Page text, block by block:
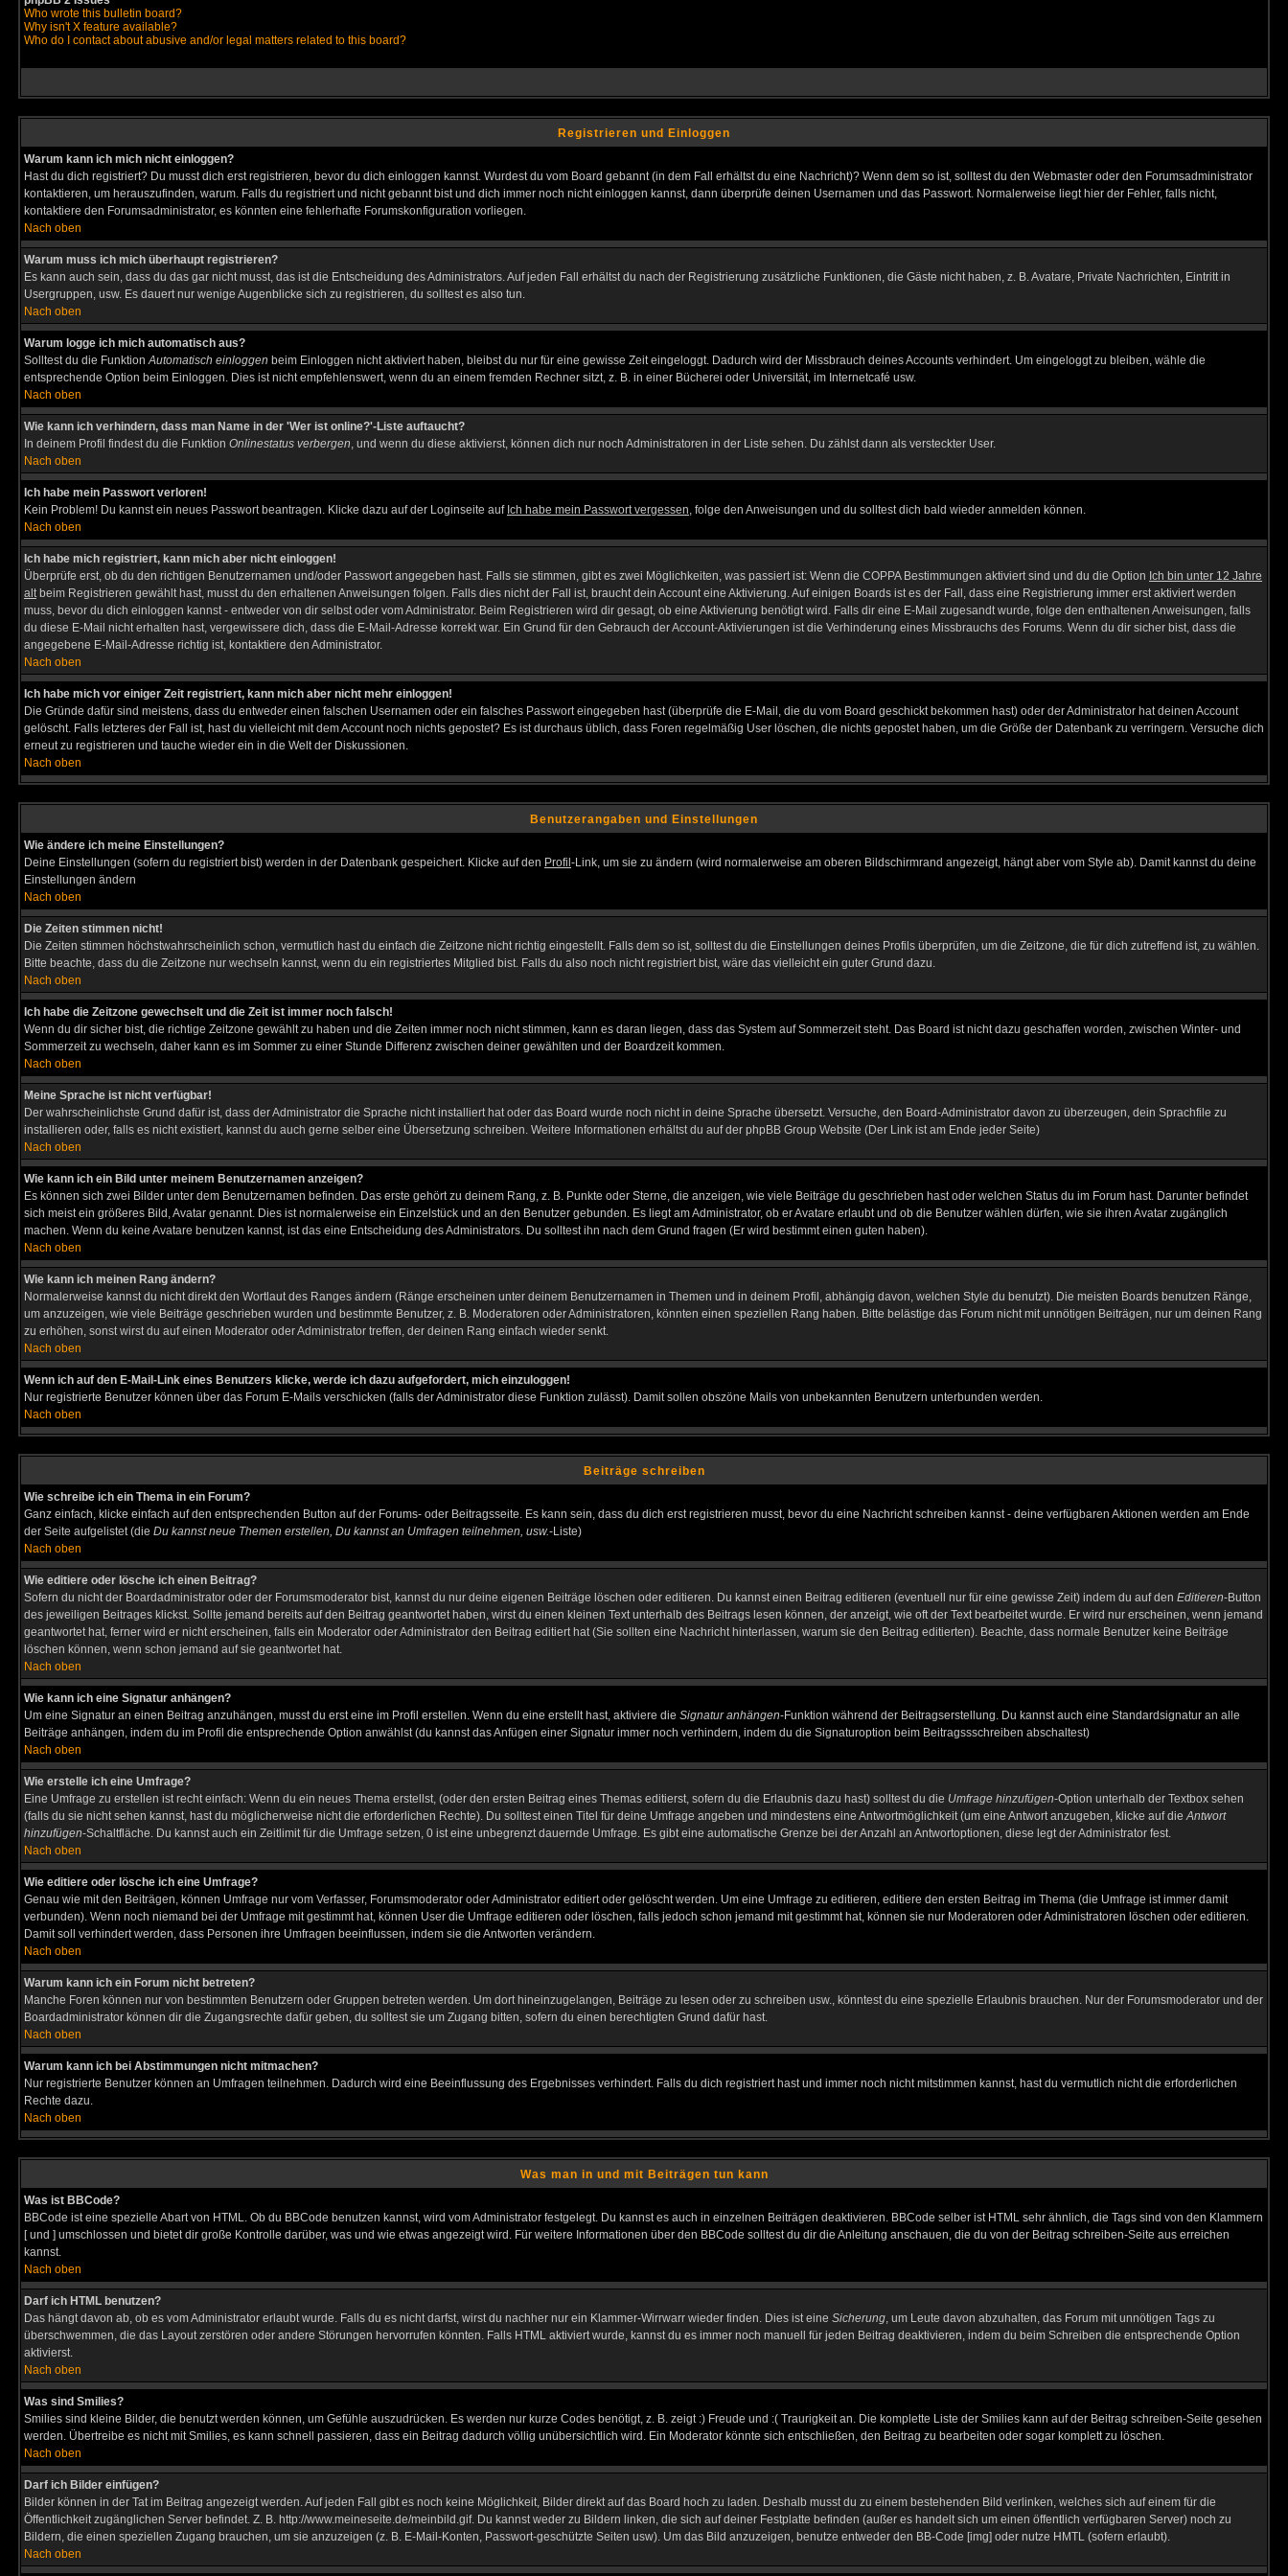
Who wrote this bulletin board?
Why isn't X feature available?
Who do I contact about abusive and/or legal matters related to this board?
Registrieren und Einloggen
Warum kann ich mich nicht einloggen?
Hast du dich registriert? Du musst dich erst registrieren, bevor du dich einloggen kannst. Wurdest du vom Board gebannt (in dem Fall erhältst du eine Nachricht)? Wenn dem so ist, solltest du den Webmaster oder den Forumsadministrator
kontaktieren, um herauszufinden, warum. Falls du registriert und nicht gebannt bist und dich immer noch nicht einloggen kannst, dann überprüfe deinen Usernamen und das Passwort. Normalerweise liegt hier der Fehler, falls nicht,
kontaktiere den Forumsadministrator, es könnten eine fehlerhafte Forumskonfiguration vorliegen.
Nach oben
Warum muss ich mich überhaupt registrieren?
Es kann auch sein, dass du das gar nicht musst, das ist die Entscheidung des Administrators. Auf jeden Fall erhältst du nach der Registrierung zusätzliche Funktionen, die Gäste nicht haben, z. B. Avatare, Private Nachrichten, Eintritt in
Usergruppen, usw. Es dauert nur wenige Augenblicke sich zu registrieren, du solltest es also tun.
Nach oben
Warum logge ich mich automatisch aus?
Solltest du die FunktionAutomatisch einloggen beim Einloggen nicht aktiviert haben, bleibst du nur für eine gewisse Zeit eingeloggt. Dadurch wird der Missbrauch deines Accounts verhindert. Um eingeloggt zu bleiben, wähle die
entsprechende Option beim Einloggen. Dies ist nicht empfehlenswert, wenn du an einem fremden Rechner sitzt, z. B. in einer Bücherei oder Universität, im Internetcafé usw.
Nach oben
Wie kann ich verhindern, dass man Name in der 'Wer ist online?'-Liste auftaucht?
In deinem Profil findest du die Funktion Onlinestatus verbergen, und wenn du diese aktivierst, können dich nur noch Administratoren in der Liste sehen. Du zählst dann als versteckter User.
Nach oben
Ich habe mein Passwort verloren!
Kein Problem! Du kannst ein neues Passwort beantragen. Klicke dazu auf der Loginseite auf Ich habe mein Passwort vergessen, folge den Anweisungen und du solltest dich bald wieder anmelden können.
Nach oben
Ich habe mich registriert, kann mich aber nicht einloggen!
Überprüfe erst, ob du den richtigen Benutzernamen und/oder Passwort angegeben hast. Falls sie stimmen, gibt es zwei Möglichkeiten, was passiert ist: Wenn die COPPA Bestimmungen aktiviert sind und du die Option Ich bin unter 12 Jahre
altbeim Registrieren gewählt hast, musst du den erhaltenen Anweisungen folgen. Falls dies nicht der Fall ist, braucht dein Account eine Aktivierung. Auf einigen Boards ist es der Fall, dass eine Registrierung immer erst aktiviert werden
muss, bevor du dich einloggen kannst - entweder von dir selbst oder vom Administrator. Beim Registrieren wird dir gesagt, ob eine Aktivierung benötigt wird. Falls dir eine E-Mail zugesandt wurde, folge den enthaltenen Anweisungen, falls
du diese E-Mail nicht erhalten hast, vergewissere dich, dass die E-Mail-Adresse korrekt war. Ein Grund für den Gebrauch der Account-Aktivierungen ist die Verhinderung eines Missbrauchs des Forums. Wenn du dir sicher bist, dass die
angegebene E-Mail-Adresse richtig ist, kontaktiere den Administrator.
Nach oben
Ich habe mich vor einiger Zeit registriert, kann mich aber nicht mehr einloggen!
Die Gründe dafür sind meistens, dass du entweder einen falschen Usernamen oder ein falsches Passwort eingegeben hast (überprüfe die E-Mail, die du vom Board geschickt bekommen hast) oder der Administrator hat deinen Account
gelöscht. Falls letzteres der Fall ist, hast du vielleicht mit dem Account noch nichts gepostet? Es ist durchaus üblich, dass Foren regelmäßig User löschen, die nichts gepostet haben, um die Größe der Datenbank zu verringern. Versuche dich
erneut zu registrieren und tauche wieder ein in die Welt der Diskussionen.
Nach oben
Benutzerangaben und Einstellungen
Wie ändere ich meine Einstellungen?
Deine Einstellungen (sofern du registriert bist) werden in der Datenbank gespeichert. Klicke auf den Profil -Link, um sie zu ändern (wird normalerweise am oberen Bildschirmrand angezeigt, hängt aber vom Style ab). Damit kannst du deine
Einstellungen ändern
Nach oben
Die Zeiten stimmen nicht!
Die Zeiten stimmen höchstwahrscheinlich schon, vermutlich hast du einfach die Zeitzone nicht richtig eingestellt. Falls dem so ist, solltest du die Einstellungen deines Profils überprüfen, um die Zeitzone, die für dich zutreffend ist, zu wählen.
Bitte beachte, dass du die Zeitzone nur wechseln kannst, wenn du ein registriertes Mitglied bist. Falls du also noch nicht registriert bist, wäre das vielleicht ein guter Grund dazu.
Nach oben
Ich habe die Zeitzone gewechselt und die Zeit ist immer noch falsch!
Wenn du dir sicher bist, die richtige Zeitzone gewählt zu haben und die Zeiten immer noch nicht stimmen, kann es daran liegen, dass das System auf Sommerzeit steht. Das Board ist nicht dazu geschaffen worden, zwischen Winter- und
Sommerzeit zu wechseln, daher kann es im Sommer zu einer Stunde Differenz zwischen deiner gewählten und der Boardzeit kommen.
Nach oben
Meine Sprache ist nicht verfügbar!
Der wahrscheinlichste Grund dafür ist, dass der Administrator die Sprache nicht installiert hat oder das Board wurde noch nicht in deine Sprache übersetzt. Versuche, den Board-Administrator davon zu überzeugen, dein Sprachfile zu
installieren oder, falls es nicht existiert, kannst du auch gerne selber eine Übersetzung schreiben. Weitere Informationen erhältst du auf der phpBB Group Website (Der Link ist am Ende jeder Seite)
Nach oben
Wie kann ich ein Bild unter meinem Benutzernamen anzeigen?
Es können sich zwei Bilder unter dem Benutzernamen befinden. Das erste gehört zu deinem Rang, z. B. Punkte oder Sterne, die anzeigen, wie viele Beiträge du geschrieben hast oder welchen Status du im Forum hast. Darunter befindet
sich meist ein größeres Bild, Avatar genannt. Dies ist normalerweise ein Einzelstück und an den Benutzer gebunden. Es liegt am Administrator, ob er Avatare erlaubt und ob die Benutzer wählen dürfen, wie sie ihren Avatar zugänglich
machen. Wenn du keine Avatare benutzen kannst, ist das eine Entscheidung des Administrators. Du solltest ihn nach dem Grund fragen (Er wird bestimmt einen guten haben).
Nach oben
Wie kann ich meinen Rang ändern?
Normalerweise kannst du nicht direkt den Wortlaut des Ranges ändern (Ränge erscheinen unter deinem Benutzernamen in Themen und in deinem Profil, abhängig davon, welchen Style du benutzt). Die meisten Boards benutzen Ränge,
um anzuzeigen, wie viele Beiträge geschrieben wurden und bestimmte Benutzer, z. B. Moderatoren oder Administratoren, könnten einen speziellen Rang haben. Bitte belästige das Forum nicht mit unnötigen Beiträgen, nur um deinen Rang
zu erhöhen, sonst wirst du auf einen Moderator oder Administrator treffen, der deinen Rang einfach wieder senkt.
Nach oben
Wenn ich auf den E-Mail-Link eines Benutzers klicke, werde ich dazu aufgefordert, mich einzuloggen!
Nur registrierte Benutzer können über das Forum E-Mails verschicken (falls der Administrator diese Funktion zulässt). Damit sollen obszöne Mails von unbekannten Benutzern unterbunden werden.
Nach oben
Beiträge schreiben
Wie schreibe ich ein Thema in ein Forum?
Ganz einfach, klicke einfach auf den entsprechenden Button auf der Forums- oder Beitragsseite. Es kann sein, dass du dich erst registrieren musst, bevor du eine Nachricht schreiben kannst - deine verfügbaren Aktionen werden am Ende
der Seite aufgelistet (die Du kannst neue Themen erstellen, Du kannst an Umfragen teilnehmen, usw.-Liste)
Nach oben
Wie editiere oder lösche ich einen Beitrag?
Sofern du nicht der Boardadministrator oder der Forumsmoderator bist, kannst du nur deine eigenen Beiträge löschen oder editieren. Du kannst einen Beitrag editieren (eventuell nur für eine gewisse Zeit) indem du auf den Editieren-Button
des jeweiligen Beitrages klickst. Sollte jemand bereits auf den Beitrag geantwortet haben, wirst du einen kleinen Text unterhalb des Beitrags lesen können, der anzeigt, wie oft der Text bearbeitet wurde. Er wird nur erscheinen, wenn jemand
geantwortet hat, ferner wird er nicht erscheinen, falls ein Moderator oder Administrator den Beitrag editiert hat (Sie sollten eine Nachricht hinterlassen, warum sie den Beitrag editierten). Beachte, dass normale Benutzer keine Beiträge
löschen können, wenn schon jemand auf sie geantwortet hat.
Nach oben
Wie kann ich eine Signatur anhängen?
Um eine Signatur an einen Beitrag anzuhängen, musst du erst eine im Profil erstellen. Wenn du eine erstellt hast, aktiviere die Signatur anhängen-Funktion während der Beitragserstellung. Du kannst auch eine Standardsignatur an alle
Beiträge anhängen, indem du im Profil die entsprechende Option anwählst (du kannst das Anfügen einer Signatur immer noch verhindern, indem du die Signaturoption beim Beitragssschreiben abschaltest)
Nach oben
Wie erstelle ich eine Umfrage?
Eine Umfrage zu erstellen ist recht einfach: Wenn du ein neues Thema erstellst, (oder den ersten Beitrag eines Themas editierst, sofern du die Erlaubnis dazu hast) solltest du die Umfrage hinzufügen-Option unterhalb der Textbox sehen
(falls du sie nicht sehen kannst, hast du möglicherweise nicht die erforderlichen Rechte). Du solltest einen Titel für deine Umfrage angeben und mindestens eine Antwortmöglichkeit (um eine Antwort anzugeben, klicke auf dieAntwort
hinzufügen-Schaltfläche. Du kannst auch ein Zeitlimit für die Umfrage setzen, 0 ist eine unbegrenzt dauernde Umfrage. Es gibt eine automatische Grenze bei der Anzahl an Antwortoptionen, diese legt der Administrator fest.
Nach oben
Wie editiere oder lösche ich eine Umfrage?
Genau wie mit den Beiträgen, können Umfrage nur vom Verfasser, Forumsmoderator oder Administrator editiert oder gelöscht werden. Um eine Umfrage zu editieren, editiere den ersten Beitrag im Thema (die Umfrage ist immer damit
verbunden). Wenn noch niemand bei der Umfrage mit gestimmt hat, können User die Umfrage editieren oder löschen, falls jedoch schon jemand mit gestimmt hat, können sie nur Moderatoren oder Administratoren löschen oder editieren.
Damit soll verhindert werden, dass Personen ihre Umfragen beeinflussen, indem sie die Antworten verändern.
Nach oben
Warum kann ich ein Forum nicht betreten?
Manche Foren können nur von bestimmten Benutzern oder Gruppen betreten werden. Um dort hineinzugelangen, Beiträge zu lesen oder zu schreiben usw., könntest du eine spezielle Erlaubnis brauchen. Nur der Forumsmoderator und der
Boardadministrator können dir die Zugangsrechte dafür geben, du solltest sie um Zugang bitten, sofern du einen berechtigten Grund dafür hast.
Nach oben
Warum kann ich bei Abstimmungen nicht mitmachen?
Nur registrierte Benutzer können an Umfragen teilnehmen. Dadurch wird eine Beeinflussung des Ergebnisses verhindert. Falls du dich registriert hast und immer noch nicht mitstimmen kannst, hast du vermutlich nicht die erforderlichen
Rechte dazu.
Nach oben
Was man in und mit Beiträgen tun kann
Was ist BBCode?
BBCode ist eine spezielle Abart von HTML. Ob du BBCode benutzen kannst, wird vom Administrator festgelegt. Du kannst es auch in einzelnen Beiträgen deaktivieren. BBCode selber ist HTML sehr ähnlich, die Tags sind von den Klammern
[ und ] umschlossen und bietet dir große Kontrolle darüber, was und wie etwas angezeigt wird. Für weitere Informationen über den BBCode solltest du dir die Anleitung anschauen, die du von der Beitrag schreiben-Seite aus erreichen
kannst.
Nach oben
Darf ich HTML benutzen?
Das hängt davon ab, ob es vom Administrator erlaubt wurde. Falls du es nicht darfst, wirst du nachher nur ein Klammer-Wirrwarr wieder finden. Dies ist eine Sicherung, um Leute davon abzuhalten, das Forum mit unnötigen Tags zu
überschwemmen, die das Layout zerstören oder andere Störungen hervorrufen könnten. Falls HTML aktiviert wurde, kannst du es immer noch manuell für jeden Beitrag deaktivieren, indem du beim Schreiben die entsprechende Option
aktivierst.
Nach oben
Was sind Smilies?
Smilies sind kleine Bilder, die benutzt werden können, um Gefühle auszudrücken. Es werden nur kurze Codes benötigt, z. B. zeigt :) Freude und :( Traurigkeit an. Die komplette Liste der Smilies kann auf der Beitrag schreiben-Seite gesehen
werden. Übertreibe es nicht mit Smilies, es kann schnell passieren, dass ein Beitrag dadurch völlig unübersichtlich wird. Ein Moderator könnte sich entschließen, den Beitrag zu bearbeiten oder sogar komplett zu löschen.
Nach oben
Darf ich Bilder einfügen?
Bilder können in der Tat im Beitrag angezeigt werden. Auf jeden Fall gibt es noch keine Möglichkeit, Bilder direkt auf das Board hoch zu laden. Deshalb musst du zu einem bestehenden Bild verlinken, welches sich auf einem für die
Öffentlichkeit zugänglichen Server befindet. Z. B. http://www.meineseite.de/meinbild.gif. Du kannst weder zu Bildern linken, die sich auf deiner Festplatte befinden (außer es handelt sich um einen öffentlich verfügbaren Server) noch zu
Bildern, die einen speziellen Zugang brauchen, um sie anzuzeigen (z. B. E-Mail-Konten, Passwort-geschützte Seiten usw). Um das Bild anzuzeigen, benutze entweder den BB-Code [img] oder nutze HMTL (sofern erlaubt).
Nach oben